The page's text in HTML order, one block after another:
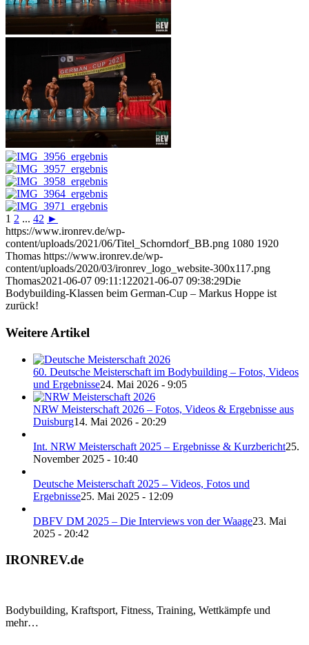
1 2 ... 42 ►
https://www.ironrev.de/wp-
content/uploads/2021/06/Titel_Schorndorf_BB.png 1080 1920
Thomas https://www.ironrev.de/wp-
content/uploads/2020/03/ironrev_logo_website-300x117.png
Thomas2021-06-07 09:11:122021-06-07 09:38:29Die
Bodybuilding-Klassen beim German-Cup – Markus Hoppe ist
zurück!
Weitere Artikel
60. Deutsche Meisterschaft im Bodybuilding – Fotos, Videos
und Ergebnisse24. Mai 2026 - 9:05
NRW Meisterschaft 2026 – Fotos, Videos & Ergebnisse aus
Duisburg14. Mai 2026 - 20:29
Int. NRW Meisterschaft 2025 – Ergebnisse & Kurzbericht25.
November 2025 - 10:40
Deutsche Meisterschaft 2025 – Videos, Fotos und
Ergebnisse25. Mai 2025 - 12:09
DBFV DM 2025 – Die Interviews von der Waage23. Mai
2025 - 20:42
IRONREV.de
Bodybuilding, Kraftsport, Fitness, Training, Wettkämpfe und
mehr…